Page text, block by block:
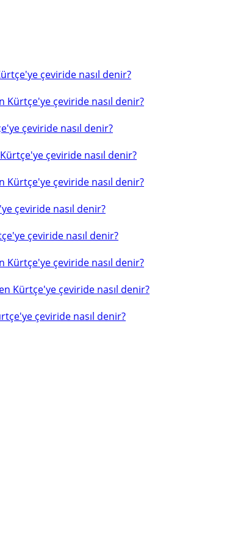
çeviride nasıl denir?
Kürtçe'ye çeviride nasıl denir?
çeviride nasıl denir?
çeviride nasıl denir?
Kürtçe'ye çeviride nasıl denir?
çeviride nasıl denir?
çeviride nasıl denir?
Kürtçe'ye çeviride nasıl denir?
Kürtçe'ye çeviride nasıl denir?
çeviride nasıl denir?